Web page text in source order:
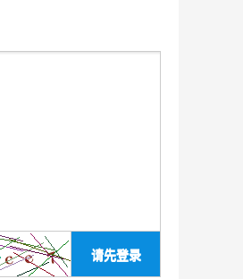
请先登录